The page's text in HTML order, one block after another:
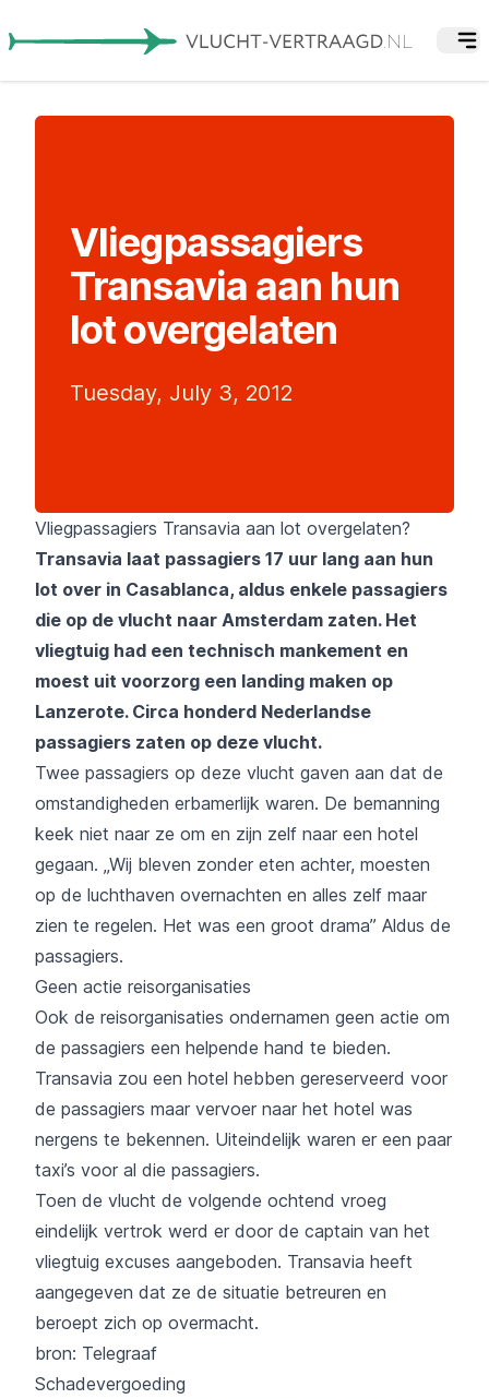
Vliegpassagiers
Transavia aan hun
lot overgelaten
Tuesday, July 3, 2012
Vliegpassagiers Transavia aan lot overgelaten?
Transavia laat passagiers 17 uur lang aan hun
lot over in Casablanca, aldus enkele passagiers
die op de vlucht naar Amsterdam zaten. Het
vliegtuig had een technisch mankement en
moest uit voorzorg een landing maken op
Lanzerote. Circa honderd Nederlandse
passagiers zaten op deze vlucht.
Twee passagiers op deze vlucht gaven aan dat de
omstandigheden erbamerlijk waren. De bemanning
keek niet naar ze om en zijn zelf naar een hotel
gegaan. „Wij bleven zonder eten achter, moesten
op de luchthaven overnachten en alles zelf maar
zien te regelen. Het was een groot drama” Aldus de
passagiers.
Geen actie reisorganisaties
Ook de reisorganisaties ondernamen geen actie om
de passagiers een helpende hand te bieden.
Transavia zou een hotel hebben gereserveerd voor
de passagiers maar vervoer naar het hotel was
nergens te bekennen. Uiteindelijk waren er een paar
taxi’s voor al die passagiers.
Toen de vlucht de volgende ochtend vroeg
eindelijk vertrok werd er door de captain van het
vliegtuig excuses aangeboden. Transavia heeft
aangegeven dat ze de situatie betreuren en
beroept zich op overmacht.
bron: Telegraaf
Schadevergoeding